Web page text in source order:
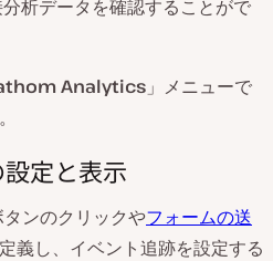
析データを確認することがで
Analytics 」メニューで
定と表示
ンのクリックやフォームの送
義し、イベント追跡を設定する